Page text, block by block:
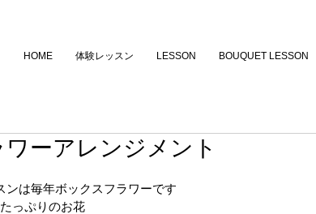
HOME 体験レッスン LESSON BOUQUET LESSON
ーアレンジメント
ンは毎年ボックスフラワーです
っぷりのお花